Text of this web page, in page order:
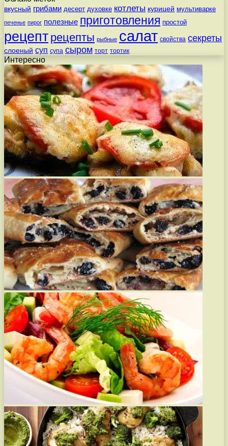
вкусный грибами десерт духовке котлеты курицей мультиварке
печенье пирог полезные приготовления простой
рецепт рецепты рыбные салат свойства секреты
слоеный суп супа сыром торт тортик
Интересно